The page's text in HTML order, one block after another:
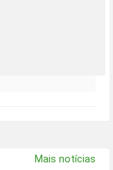
Mais notícias